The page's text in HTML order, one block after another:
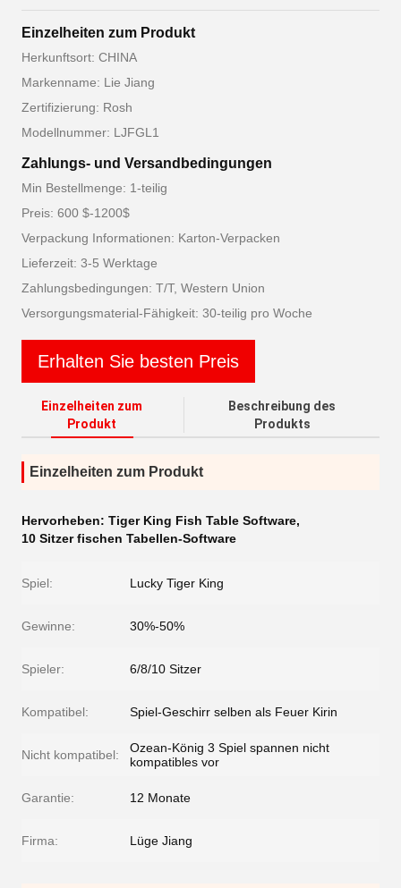
Einzelheiten zum Produkt
Herkunftsort: CHINA
Markenname: Lie Jiang
Zertifizierung: Rosh
Modellnummer: LJFGL1
Zahlungs- und Versandbedingungen
Min Bestellmenge: 1-teilig
Preis: 600 $-1200$
Verpackung Informationen: Karton-Verpacken
Lieferzeit: 3-5 Werktage
Zahlungsbedingungen: T/T, Western Union
Versorgungsmaterial-Fähigkeit: 30-teilig pro Woche
Erhalten Sie besten Preis
Einzelheiten zum
Produkt
Beschreibung des
Produkts
Einzelheiten zum Produkt
Hervorheben: Tiger King Fish Table Software,
10 Sitzer fischen Tabellen-Software
Spiel: Lucky Tiger King
Gewinne: 30%-50%
Spieler: 6/8/10 Sitzer
Kompatibel: Spiel-Geschirr selben als Feuer Kirin
Nicht kompatibel:
Ozean-König 3 Spiel spannen nicht
kompatibles vor
Garantie: 12 Monate
Firma: Lüge Jiang